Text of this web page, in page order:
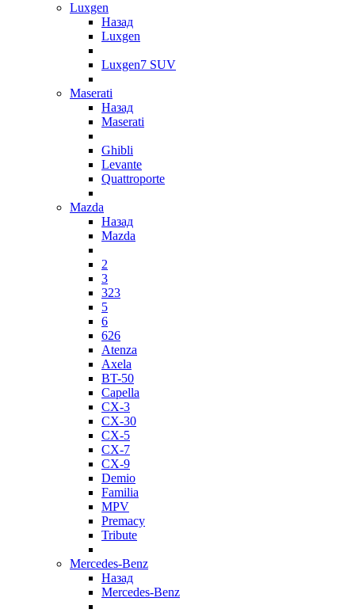
Luxgen
Назад
Luxgen
Luxgen7 SUV
Maserati
Назад
Maserati
Ghibli
Levante
Quattroporte
Mazda
Назад
Mazda
2
3
323
5
6
626
Atenza
Axela
BT-50
Capella
CX-3
CX-30
CX-5
CX-7
CX-9
Demio
Familia
MPV
Premacy
Tribute
Mercedes-Benz
Назад
Mercedes-Benz